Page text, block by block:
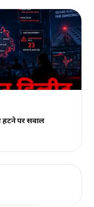
हटने पर सवाल